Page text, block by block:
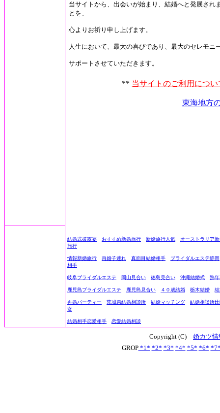
当サイトから、出会いが始まり、結婚へと発展され
とを、
心よりお祈り申し上げます。
人生において、最大の喜びであり、最大のセレモニ
サポートさせていただきます。
** 当サイトのご利用につ
東海地方
結婚式披露宴 おすすめ新婚旅行 新婚旅行人気
オーストラリア
旅行
情報新婚旅行 再婚子連れ 真面目結婚相手
ブライダルエステ静岡
相手
岐阜ブライダルエステ 岡山見合い 徳島見合い 沖縄結婚式 熟
鹿児島ブライダルエステ 鹿児島見合い ４０歳結婚 栃木結婚
再婚パーティー 茨城県結婚相談所 結婚マッチング
結婚相談所
女
結婚相手恋愛相手 恋愛結婚相談
Copyright (C) 婚カツ
GROP*1* *2* *3* *4* *5* *6*